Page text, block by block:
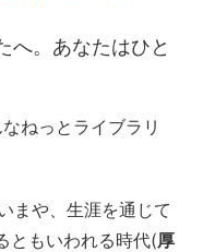
へ。あなたはひと
ねっとライブラリ
まや、生涯を通じて
ともいわれる時代(厚